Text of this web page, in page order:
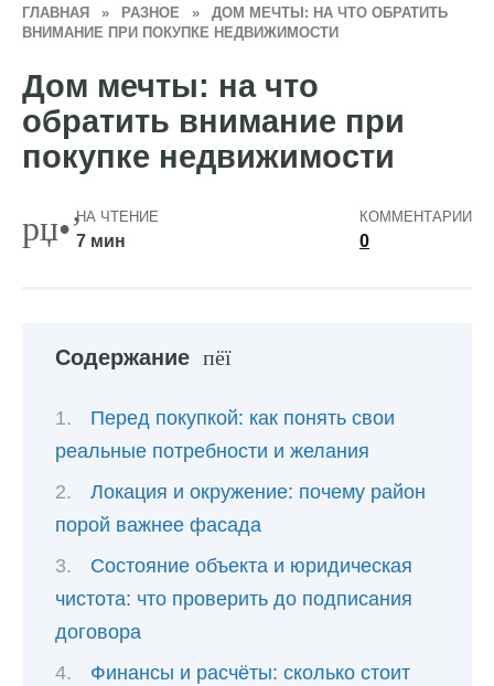
ГЛАВНАЯ » РАЗНОЕ »
ДОМ МЕЧТЫ: НА ЧТО ОБРАТИТЬ
ВНИМАНИЕ ПРИ ПОКУПКЕ НЕДВИЖИМОСТИ
Дом мечты: на что
обратить внимание при
покупке недвижимости
НА ЧТЕНИЕ
7 мин
КОММЕНТАРИИ
0
Содержание
Перед покупкой: как понять свои
реальные потребности и желания
Локация и окружение: почему район
порой важнее фасада
Состояние объекта и юридическая
чистота: что проверить до подписания
договора
Финансы и расчёты: сколько стоит